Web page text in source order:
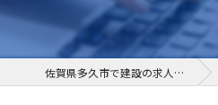
佐賀県多久市で建設の求人なら中央生コンクリート株式会社